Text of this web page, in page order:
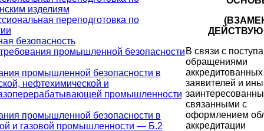
изделиям
переподготовка по
безопасность
промышленной безопасности
промышленной безопасности в
нефтехимической и
промышленности
промышленной безопасности в
и газовой промышленности — Б.2
В связи с
обращениями
заявителей и
связанными с
оформлением
аккредитации